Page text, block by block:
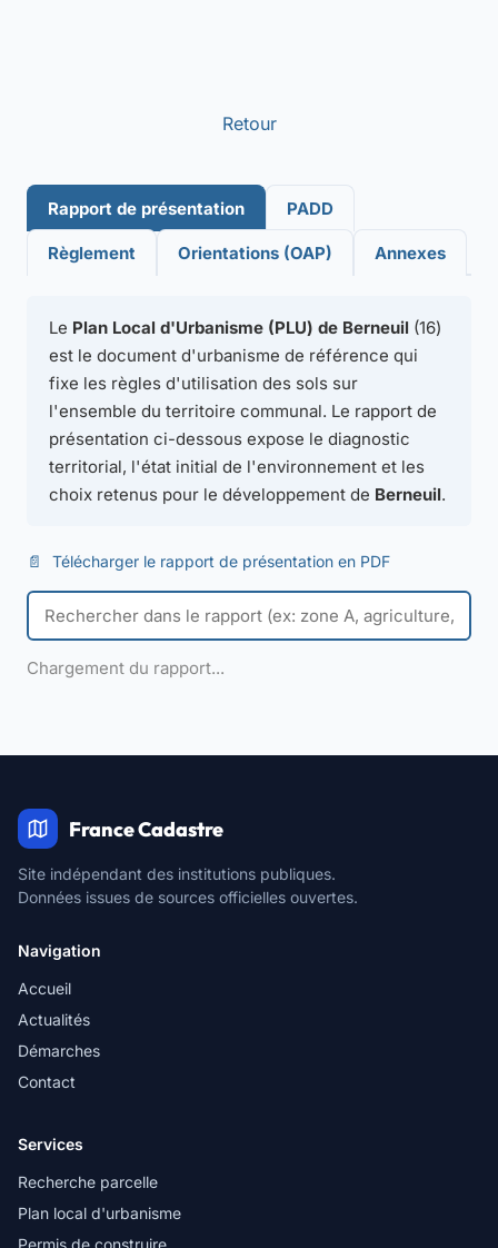
Retour
Rapport de présentation PADD
Règlement Orientations (OAP) Annexes
Le Plan Local d'Urbanisme (PLU) de Berneuil (16)
est le document d'urbanisme de référence qui
fixe les règles d'utilisation des sols sur
l'ensemble du territoire communal. Le rapport de
présentation ci-dessous expose le diagnostic
territorial, l'état initial de l'environnement et les
choix retenus pour le développement de Berneuil.
📄 Télécharger le rapport de présentation en PDF
Chargement du rapport...
France Cadastre
Site indépendant des institutions publiques.
Données issues de sources officielles ouvertes.
Navigation
Accueil
Actualités
Démarches
Contact
Services
Recherche parcelle
Plan local d'urbanisme
Permis de construire